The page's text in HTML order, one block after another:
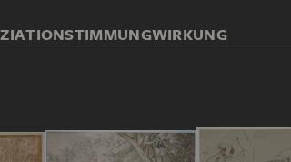
STIMMUNGWIRKUNG